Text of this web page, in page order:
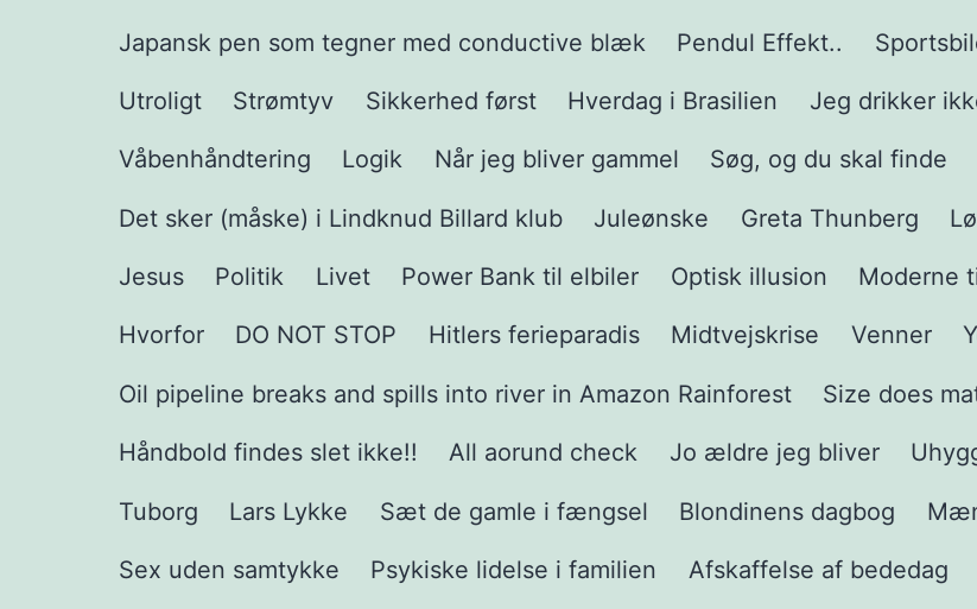
Japansk pen som tegner med conductive blæk Pendul Effekt..
Utroligt Strømtyv Sikkerhed først Hverdag i Brasilien Jeg drikker
Våbenhåndtering Logik Når jeg bliver gammel Søg, og du skal finde
Det sker (måske) i Lindknud Billard klub Juleønske Greta Thunberg
Jesus Politik Livet Power Bank til elbiler Optisk illusion Moderne
Hvorfor DO NOT STOP Hitlers ferieparadis Midtvejskrise Venner
Oil pipeline breaks and spills into river in Amazon Rainforest Size does
Håndbold findes slet ikke!! All aorund check Jo ældre jeg bliver
Tuborg Lars Lykke Sæt de gamle i fængsel Blondinens dagbog
Sex uden samtykke Psykiske lidelse i familien Afskaffelse af bededag